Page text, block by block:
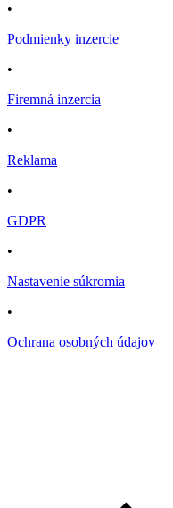
•
Podmienky inzercie
•
Firemná inzercia
•
Reklama
•
GDPR
•
Nastavenie súkromia
•
Ochrana osobných údajov